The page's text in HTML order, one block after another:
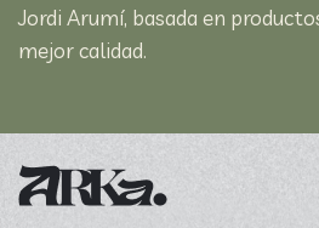
Jordi Arumí, basada en
mejor calidad.